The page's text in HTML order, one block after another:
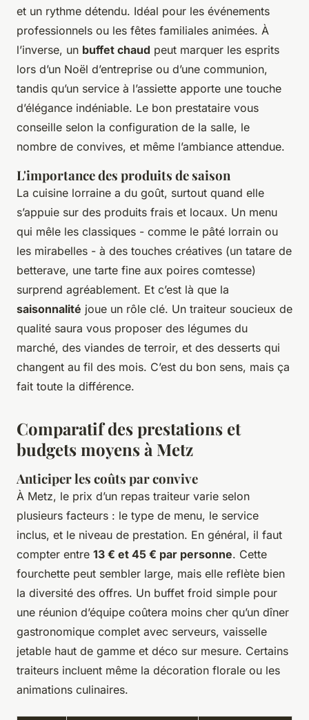
et un rythme détendu. Idéal pour les événements
professionnels ou les fêtes familiales animées. À
l’inverse, un buffet chaud peut marquer les esprits
lors d’un Noël d’entreprise ou d’une communion,
tandis qu’un service à l’assiette apporte une touche
d’élégance indéniable. Le bon prestataire vous
conseille selon la configuration de la salle, le
nombre de convives, et même l’ambiance attendue.
L'importance des produits de saison
La cuisine lorraine a du goût, surtout quand elle
s’appuie sur des produits frais et locaux. Un menu
qui mêle les classiques - comme le pâté lorrain ou
les mirabelles - à des touches créatives (un tatare de
betterave, une tarte fine aux poires comtesse)
surprend agréablement. Et c’est là que la
saisonnalité joue un rôle clé. Un traiteur soucieux de
qualité saura vous proposer des légumes du
marché, des viandes de terroir, et des desserts qui
changent au fil des mois. C’est du bon sens, mais ça
fait toute la différence.
Comparatif des prestations et
budgets moyens à Metz
Anticiper les coûts par convive
À Metz, le prix d’un repas traiteur varie selon
plusieurs facteurs : le type de menu, le service
inclus, et le niveau de prestation. En général, il faut
compter entre 13 € et 45 € par personne. Cette
fourchette peut sembler large, mais elle reflète bien
la diversité des offres. Un buffet froid simple pour
une réunion d’équipe coûtera moins cher qu’un dîner
gastronomique complet avec serveurs, vaisselle
jetable haut de gamme et déco sur mesure. Certains
traiteurs incluent même la décoration florale ou les
animations culinaires.